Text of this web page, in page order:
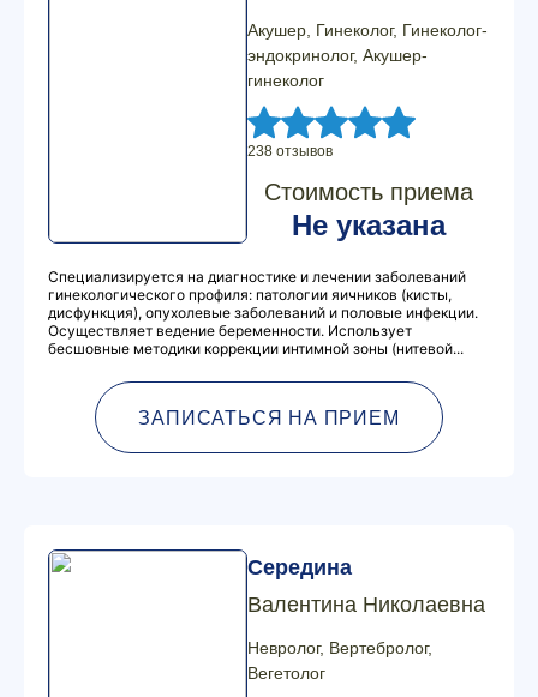
Акушер, Гинеколог, Гинеколог-
эндокринолог, Акушер-
гинеколог
238 отзывов
Стоимость приема
Не указана
Специализируется на диагностике и лечении заболеваний
гинекологического профиля: патологии яичников (кисты,
дисфункция), опухолевые заболеваний и половые инфекции.
Осуществляет ведение беременности. Использует
бесшовные методики коррекции интимной зоны (нитевой...
ЗАПИСАТЬСЯ НА ПРИЕМ
Середина
Валентина Николаевна
Невролог, Вертебролог,
Вегетолог